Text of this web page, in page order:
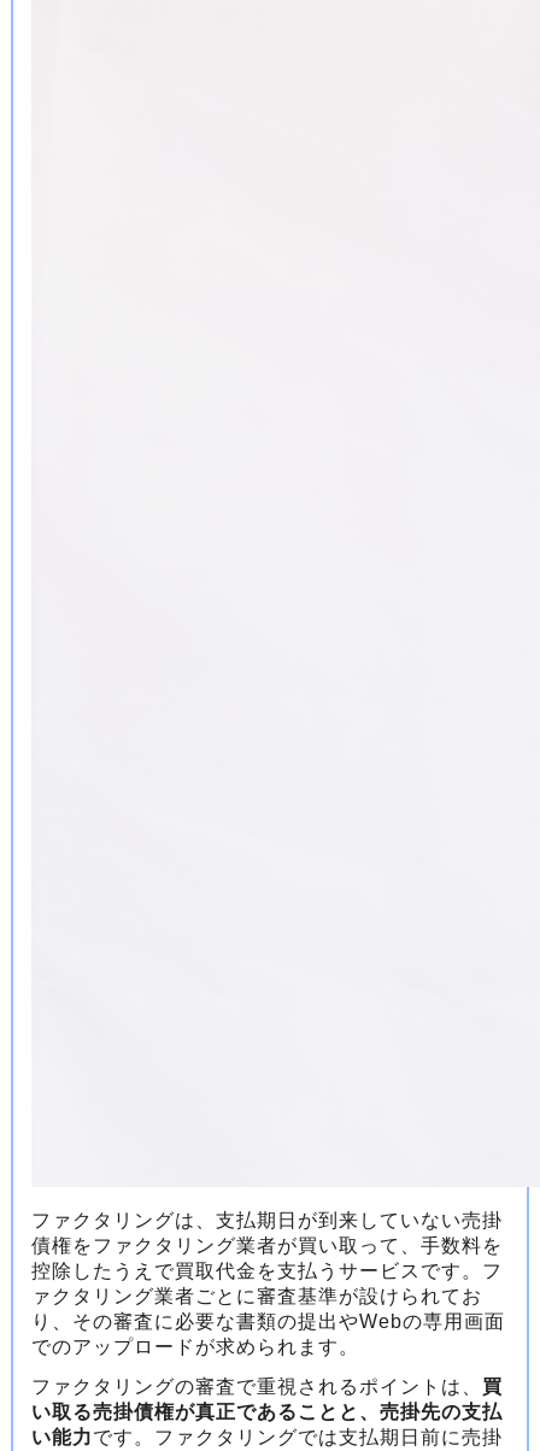
ファクタリングは、支払期日が到来していない売掛
債権をファクタリング業者が買い取って、手数料を
控除したうえで買取代金を支払うサービスです。フ
ァクタリング業者ごとに審査基準が設けられてお
り、その審査に必要な書類の提出やWebの専用画面
でのアップロードが求められます。
ファクタリングの審査で重視されるポイントは、 買
い取る売掛債権が真正であることと、売掛先の支払
い能力です。ファクタリングでは支払期日前に売掛